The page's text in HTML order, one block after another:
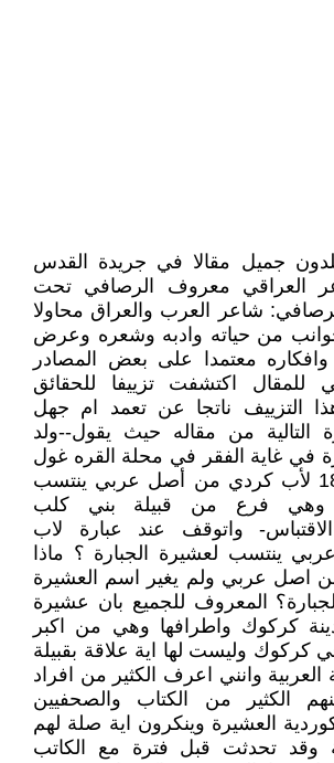
جميل مقالا في جريدة القدس
العراقي معروف الرصافي تحت
شاعر العرب والعراق محاولا
من حياته وادبه وشعره وعرض
معتمدا على بعض المصادر
للمقال اكتشفت تزييفا للحقائق
التزييف ناتجا عن تعمد ام جهل
التالية من مقاله حيث يقول--ولد
في غاية الفقر في محلة القره غول
في بغداد عام 1875 لأب كردي من أصل عربي ينتسب
وهي فرع من قبيلة بني كلب
الاقتباس- واتوقف عند عبارة لاب
ينتسب لعشيرة الجبارة ؟ ماذا
اصل عربي ولم يغير اسم العشيرة
المعروف للجميع بان عشيرة
كركوك واطرافها وهي من اكبر
كركوك وليست لها اية علاقة بقبيلة
وانني اعرف الكثير من افراد
الكثير من الكتاب والصحفيين
العشيرة وينكرون اية صلة لهم
وقد تحدثت قبل فترة مع الكاتب